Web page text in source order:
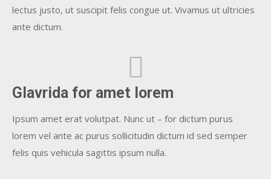
lectus justo, ut suscipit felis congue ut. Vivamus ut ultricies
ante dictum.
Glavrida for amet lorem
Ipsum amet erat volutpat. Nunc ut – for dictum purus
lorem vel ante ac purus sollicitudin dictum id sed semper
felis quis vehicula sagittis ipsum nulla.